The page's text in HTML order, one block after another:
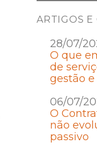
ARTIGOS E
28/07/
O que
de
gestão
06/07/
O
não
passivo